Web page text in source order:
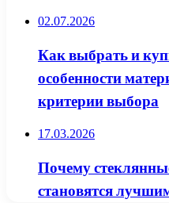
02.07.2026
Как выбрать и
особенности
критерии выбора
17.03.2026
Почему
становятся